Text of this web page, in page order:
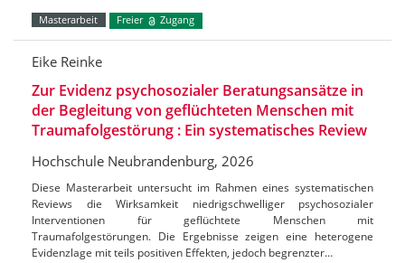
Masterarbeit Freier Zugang
Eike Reinke
Zur Evidenz psychosozialer Beratungsansätze in
der Begleitung von geflüchteten Menschen mit
Traumafolgestörung : Ein systematisches Review
Hochschule Neubrandenburg, 2026
Diese Masterarbeit untersucht im Rahmen eines systematischen
Reviews die Wirksamkeit niedrigschwelliger psychosozialer
Interventionen für geflüchtete Menschen mit
Traumafolgestörungen. Die Ergebnisse zeigen eine heterogene
Evidenzlage mit teils positiven Effekten, jedoch begrenzter…